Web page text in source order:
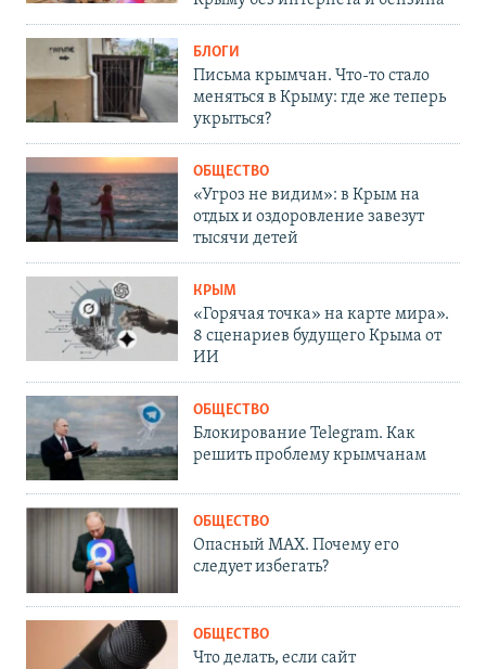
БЛОГИ
Письма крымчан. Что-то стало
меняться в Крыму: где же теперь
укрыться?
ОБЩЕСТВО
«Угроз не видим»: в Крым на
отдых и оздоровление завезут
тысячи детей
КРЫМ
«Горячая точка» на карте мира».
8 сценариев будущего Крыма от
ИИ
ОБЩЕСТВО
Блокирование Telegram. Как
решить проблему крымчанам
ОБЩЕСТВО
Опасный MAX. Почему его
следует избегать?
ОБЩЕСТВО
Что делать, если сайт